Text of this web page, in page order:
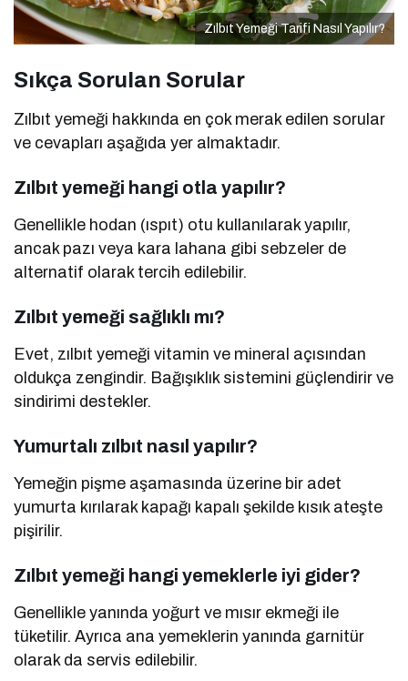
Zılbıt Yemeği Tarifi Nasıl Yapılır?
Sıkça Sorulan Sorular
Zılbıt yemeği hakkında en çok merak edilen sorular
ve cevapları aşağıda yer almaktadır.
Zılbıt yemeği hangi otla yapılır?
Genellikle hodan (ıspıt) otu kullanılarak yapılır,
ancak pazı veya kara lahana gibi sebzeler de
alternatif olarak tercih edilebilir.
Zılbıt yemeği sağlıklı mı?
Evet, zılbıt yemeği vitamin ve mineral açısından
oldukça zengindir. Bağışıklık sistemini güçlendirir ve
sindirimi destekler.
Yumurtalı zılbıt nasıl yapılır?
Yemeğin pişme aşamasında üzerine bir adet
yumurta kırılarak kapağı kapalı şekilde kısık ateşte
pişirilir.
Zılbıt yemeği hangi yemeklerle iyi gider?
Genellikle yanında yoğurt ve mısır ekmeği ile
tüketilir. Ayrıca ana yemeklerin yanında garnitür
olarak da servis edilebilir.